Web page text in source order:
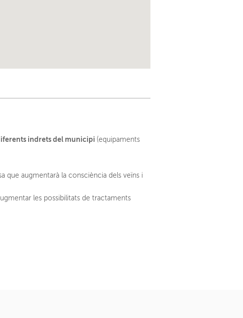
indrets del municipi (equipaments
que augmentarà la consciència dels veïns i
les possibilitats de tractaments